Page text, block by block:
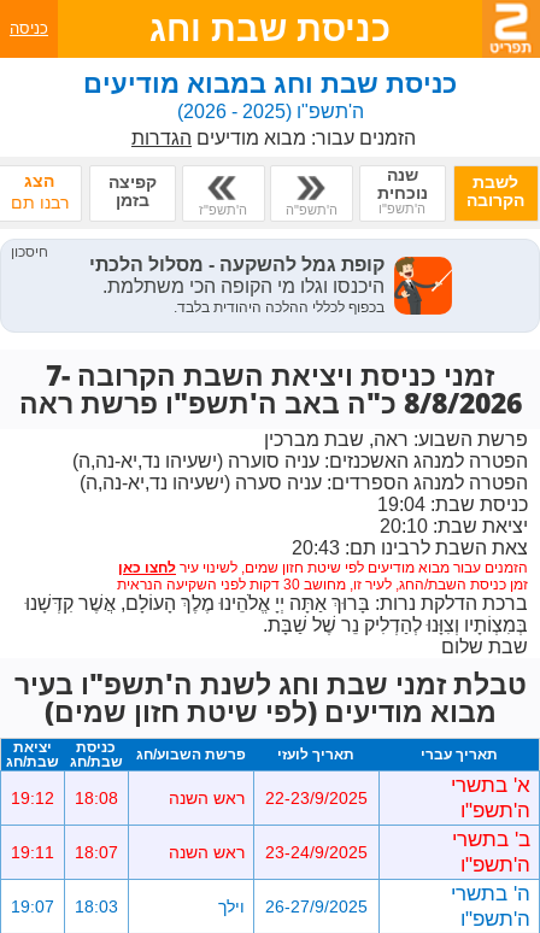
כניסת שבת וחג כניסה
כניסת שבת וחג במבוא מודיעים
ה'תשפ"ו(2025 - 2026)
הזמנים עבור: מבוא מודיעים הגדרות
לשבת
הקרובה
שנה
נוכחית
ה'תשפ"ו ה'תשפ"ה ה'תשפ"ז
קפיצה
בזמן
הצג
רבנו תם
זמני כניסת ויציאת השבת הקרובה 7-
8/8/2026 כ"ה באב ה'תשפ"ו פרשת ראה
פרשת השבוע: ראה, שבת מברכין
הפטרה למנהג האשכנזים: עניה סוערה (ישעיהו נד,יא-נה,ה)
הפטרה למנהג הספרדים: עניה סערה (ישעיהו נד,יא-נה,ה)
כניסת שבת: 19:04
יציאת שבת: 20:10
צאת השבת לרבינו תם: 20:43
הזמנים עבור מבוא מודיעים לפי שיטת חזון שמים, לשינוי עיר
זמן כניסת השבת/החג, לעיר זו, מחושב 30 דקות לפני השקיעה הנראית
ברכת הדלקת נרות: בָּרוּךְ אַתָּה יְיָ אֱלֹהֵינוּ מֶלֶךְ הָעוֹלָם, אֲשֶׁר קִדְּשָׁנוּ
בְּמִצְוֹתָיו וְצִוָּנוּ לְהַדְלִיק נֵר שֶׁל שַׁבָּת.
שבת שלום
טבלת זמני שבת וחג לשנת ה'תשפ"ו בעיר
מבוא מודיעים (לפי שיטת חזון שמים)
תאריך עברי תאריך לועזי פרשת השבוע/חג
כניסת
שבת/חג
יציאת
שבת/חג
א' בתשרי
ה'תשפ"ו
22-23/9/2025 ראש השנה 18:08
19:12
ב' בתשרי
ה'תשפ"ו
23-24/9/2025 ראש השנה 18:07
19:11
ה' בתשרי
ה'תשפ"ו
26-27/9/2025 וילך 18:03
19:07